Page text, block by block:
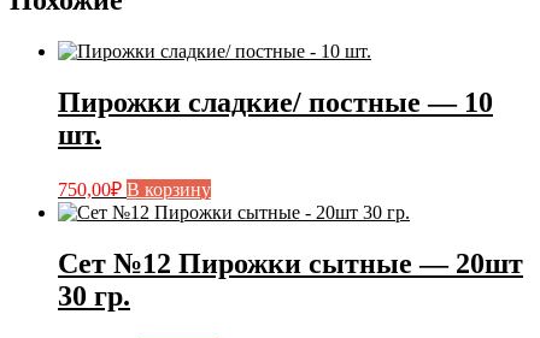
Пирожки сладкие/ постные — 10
шт.
750,00₽ В корзину
Сет №12 Пирожки сытные — 20шт
30 гр.